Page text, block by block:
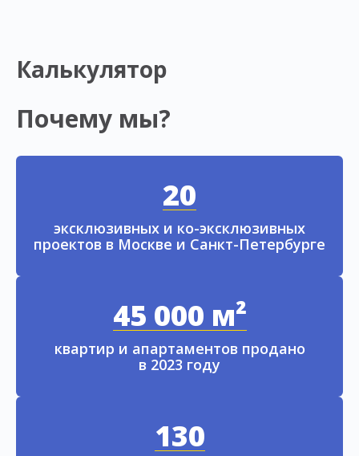
Калькулятор
Почему мы?
20
эксклюзивных и ко-эксклюзивных
проектов в Москве и Санкт-Петербурге
45 000 м²
квартир и апартаментов продано
в 2023 году
130